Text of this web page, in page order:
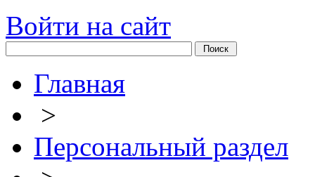
Войти на сайт
Главная
>
Персональный раздел